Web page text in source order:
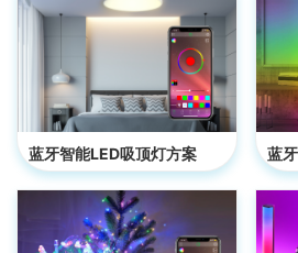
蓝牙智能LED吸顶灯方案